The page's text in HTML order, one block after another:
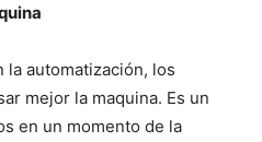
la automatización, los
mejor la maquina. Es un
en un momento de la